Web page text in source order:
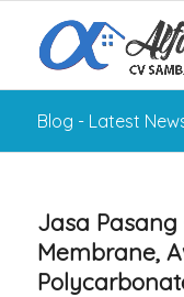
Blog - Latest
Jasa Pasang
Membrane,